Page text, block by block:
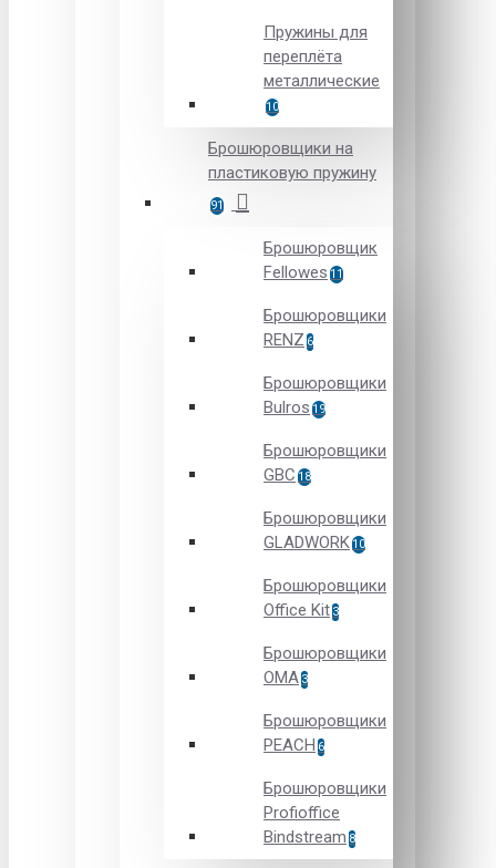
Пружины для
переплёта
металлические
10
Брошюровщики на
пластиковую пружину
91
Брошюровщик
Fellowes 11
Брошюровщики
RENZ 6
Брошюровщики
Bulros 19
Брошюровщики
GBC 18
Брошюровщики
GLADWORK10
Брошюровщики
Office Kit 3
Брошюровщики
OMA 3
Брошюровщики
PEACH 6
Брошюровщики
Profioffice
Bindstream 8